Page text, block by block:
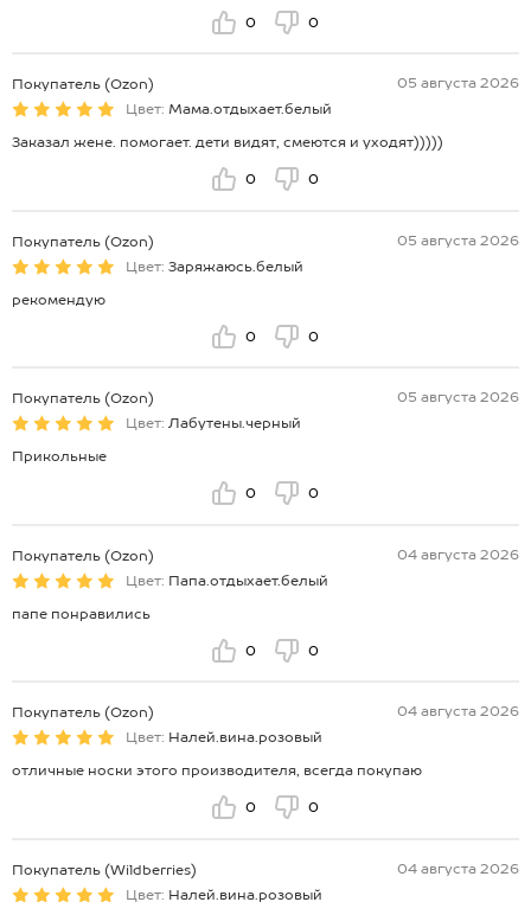
0 0
Покупатель (Ozon)
05 августа 2026
Цвет: Мама.отдыхает.белый
Заказал жене. помогает. дети видят, смеются и уходят)))))
0 0
Покупатель (Ozon)
05 августа 2026
Цвет: Заряжаюсь.белый
рекомендую
0 0
Покупатель (Ozon)
05 августа 2026
Цвет: Лабутены.черный
Прикольные
0 0
Покупатель (Ozon)
04 августа 2026
Цвет: Папа.отдыхает.белый
папе понравились
0 0
Покупатель (Ozon)
04 августа 2026
Цвет: Налей.вина.розовый
отличные носки этого производителя, всегда покупаю
0 0
Покупатель (Wildberries)
04 августа 2026
Цвет: Налей.вина.розовый